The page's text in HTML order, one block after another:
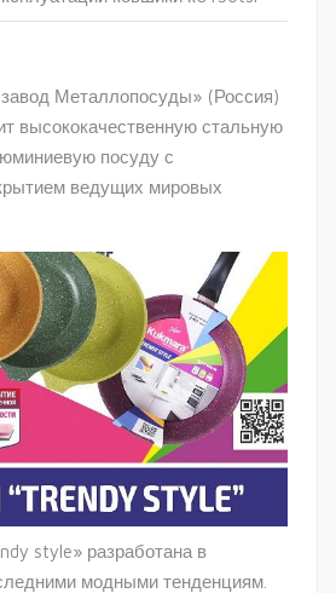
Металлопосуды» (Россия)
высококачественную стальную
посуду с
ведущих мировых
style» разработана в
модными тенденциям.